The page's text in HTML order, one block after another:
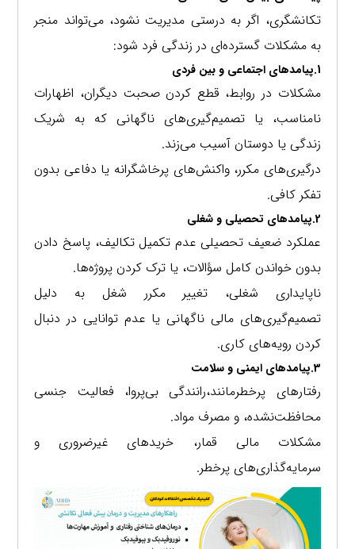
تکانشگری، اگر به درستی مدیریت نشود، می‌تواند منجر
به مشکلات گسترده‌ای در زندگی فرد شود:
1.پیامدهای اجتماعی و بین فردی
مشکلات در روابط، قطع کردن صحبت دیگران، اظهارات
نامناسب، یا تصمیم‌گیری‌های ناگهانی که به شریک
زندگی یا دوستان آسیب می‌زند.
درگیری‌های مکرر، واکنش‌های پرخاشگرانه یا دفاعی بدون
تفکر کافی.
2.پیامدهای تحصیلی و شغلی
عملکرد ضعیف تحصیلی عدم تکمیل تکالیف، پاسخ دادن
بدون خواندن کامل سؤالات، یا ترک کردن پروژه‌ها.
ناپایداری شغلی، تغییر مکرر شغل به دلیل
تصمیم‌گیری‌های مالی ناگهانی یا عدم توانایی در دنبال
کردن رویه‌های کاری.
3.پیامدهای ایمنی و سلامت
رفتارهای پرخطرمانند،رانندگی بی‌پروا، فعالیت جنسی
محافظت‌نشده، و مصرف مواد.
مشکلات مالی قمار، خریدهای غیرضروری و
سرمایه‌گذاری‌های پرخطر.